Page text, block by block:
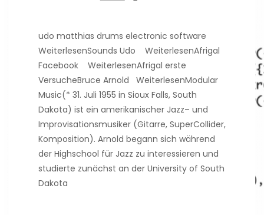
udo matthias drums electronic software
WeiterlesenSounds Udo WeiterlesenAfrigal
Facebook WeiterlesenAfrigal erste
VersucheBruce Arnold WeiterlesenModular
Music(* 31. Juli 1955 in Sioux Falls, South
Dakota) ist ein amerikanischer Jazz– und
Improvisationsmusiker (Gitarre, SuperCollider,
Komposition). Arnold begann sich während
der Highschool für Jazz zu interessieren und
studierte zunächst an der University of South
Dakota